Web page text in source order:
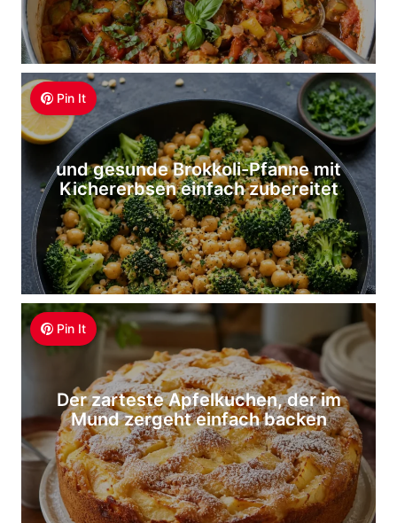
Pin It
und gesunde Brokkoli-Pfanne mit
Kichererbsen einfach zubereitet
Pin It
Der zarteste Apfelkuchen, der im
Mund zergeht einfach backen